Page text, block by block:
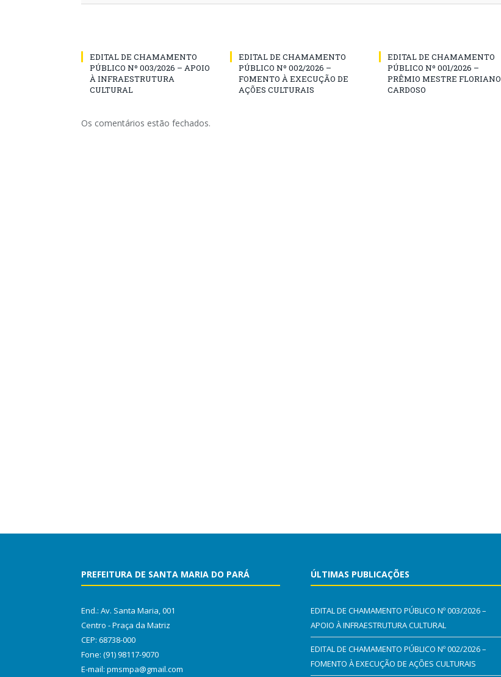
EDITAL DE CHAMAMENTO
PÚBLICO Nº 003/2026 – APOIO
À INFRAESTRUTURA
CULTURAL
EDITAL DE CHAMAMENTO
PÚBLICO Nº 002/2026 –
FOMENTO À EXECUÇÃO DE
AÇÕES CULTURAIS
EDITAL DE CHAMAMENTO
PÚBLICO Nº 001/2026 –
PRÊMIO MESTRE FLORIANO
CARDOSO
Os comentários estão fechados.
PREFEITURA DE SANTA MARIA DO PARÁ
End.: Av. Santa Maria, 001
Centro - Praça da Matriz
CEP: 68738-000
Fone: (91) 98117-9070
E-mail: pmsmpa@gmail.com
ÚLTIMAS PUBLICAÇÕES
EDITAL DE CHAMAMENTO PÚBLICO Nº 003/2026 –
APOIO À INFRAESTRUTURA CULTURAL
EDITAL DE CHAMAMENTO PÚBLICO Nº 002/2026 –
FOMENTO À EXECUÇÃO DE AÇÕES CULTURAIS